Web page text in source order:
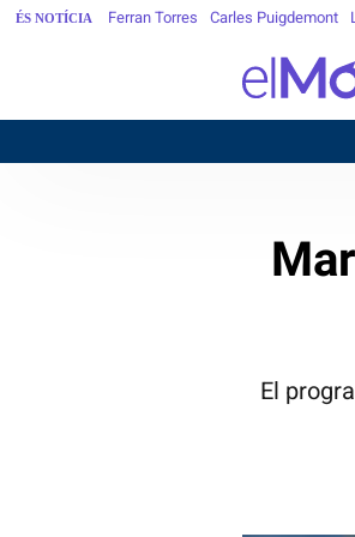
ÉS NOTÍCIA Ferran Torres Carles Puigdemont
El